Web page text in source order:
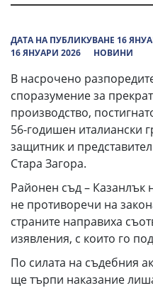
ДАТА НА ПУБЛИКУВАНЕ 16
16 ЯНУАРИ 2026
НОВИНИ
В насрочено
споразумение за
производство,
56-годишен италиански
защитник и
Стара Загора.
Районен съд – Казанлък
не противоречи на
страните направиха
изявления, с които го
По силата на съдебния
ще търпи наказание